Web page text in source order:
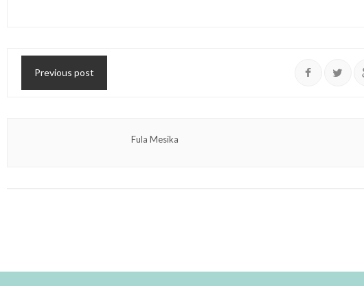
Previous post
Fula Mesika